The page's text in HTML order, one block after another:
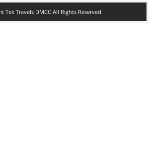
Tek Travels DMCC All Rights Reserved.